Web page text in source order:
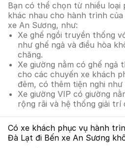
Bạn có thể chọn từ nhiều loại
khác nhau cho hành trình
xe An Sương, như:
Xe ghế ngồi truyền thống
như ghế ngả và điều hòa
chăng.
Xe giường nằm có ghế ngả
cho các chuyến xe khách
đêm, có thêm tiện nghi
Xe giường VIP có giường
rộng rãi và hệ thống giải trí
Có xe khách phục vụ hành
Đà Lạt đi Bến xe An Sương